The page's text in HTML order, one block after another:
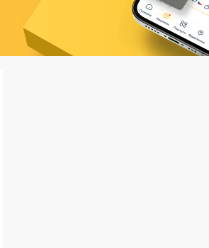
Валютно-обмінні операції